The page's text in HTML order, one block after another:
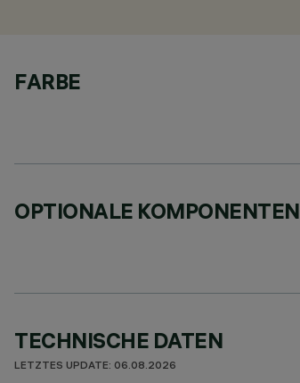
FARBE
OPTIONALE KOMPONENTEN
TECHNISCHE DATEN
LETZTES UPDATE: 06.08.2026